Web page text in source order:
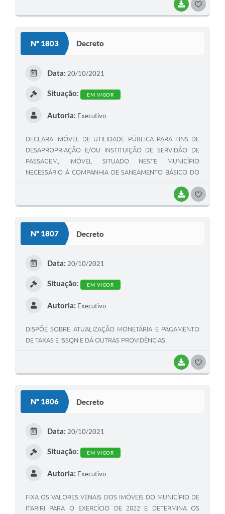
BAIXAR
Nº 1803 Decreto
BAIXAR
Data: 20/10/2021
Situação: EM VIGOR
Autoria: Executivo
DECLARA IMÓVEL DE UTILIDADE PÚBLICA PARA FINS DE
DESAPROPRIAÇÃO E/OU INSTITUIÇÃO DE SERVIDÃO DE
PASSAGEM, IMÓVEL SITUADO NESTE MUNICÍPIO
NECESSÁRIO À COMPANHIA DE SANEAMENTO BÁSICO DO
Nº 1807 Decreto
BAIXAR
Data: 20/10/2021
Situação: EM VIGOR
Autoria: Executivo
DISPÕE SOBRE ATUALIZAÇÃO MONETÁRIA E PAGAMENTO
DE TAXAS E ISSQN E DÁ OUTRAS PROVIDÊNCIAS.
Nº 1806 Decreto
Data: 20/10/2021
Situação: EM VIGOR
Autoria: Executivo
FIXA OS VALORES VENAIS DOS IMÓVEIS DO MUNICÍPIO DE
ITARIRI PARA O EXERCÍCIO DE 2022 E DETERMINA OS